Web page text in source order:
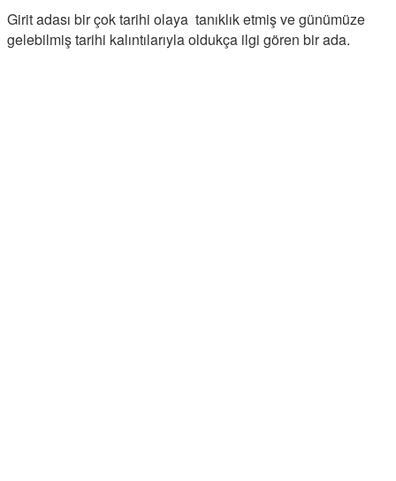
Girit adası bir çok tarihi olaya tanıklık etmiş ve günümüze
gelebilmiş tarihi kalıntılarıyla oldukça ilgi gören bir ada.